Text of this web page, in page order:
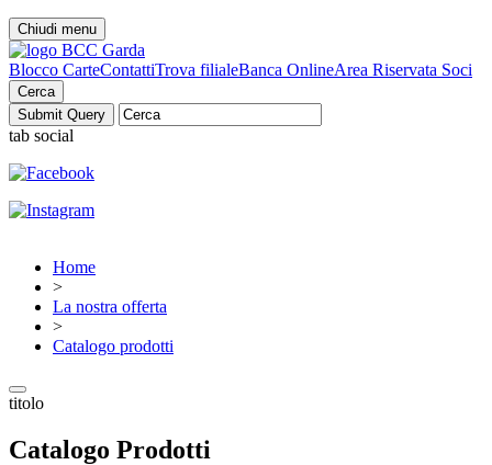
Chiudi menu
Blocco CarteContattiTrova filialeBanca OnlineArea Riservata Soci
Cerca
tab social
Home
>
La nostra offerta
>
Catalogo prodotti
titolo
Catalogo Prodotti